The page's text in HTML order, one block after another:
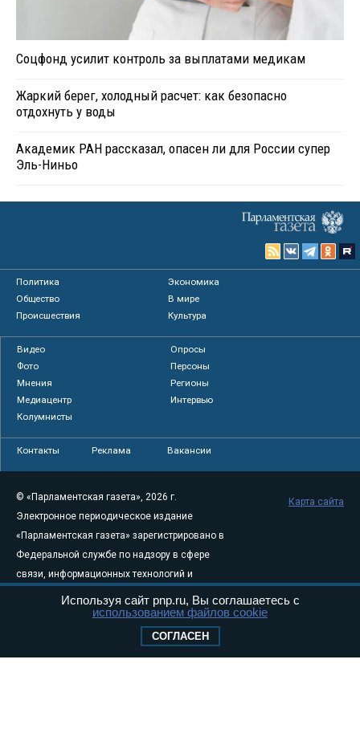
Соцфонд усилит контроль за выплатами медикам
Жаркий берег, холодный расчет: как безопасно
отдохнуть у воды
Академик РАН рассказал, опасен ли для России супер
Эль-Ниньо
Политика
Экономика
Общество
В мире
Происшествия
Культура
Видео
Опросы
Фото
Персоны
Мнения
Регионы
Медиацентр
Интервью
Колумнисты
Контакты Реклама Вакансии
© «Парламентская газета», 2026 г.
Электронное периодическое издание
«Парламентская газета» зарегистрировано в
Федеральной службе по надзору в сфере
связи, информационных технологий и
массовых коммуникаций (Роскомнадзор) 05
августа 2011 года. 18+
Свидетельство о регистрации Эл № ФС77-
Карта сайта
Используя сайт pnp.ru, Вы соглашаетесь с
использованием файлов cookie
СОГЛАСЕН